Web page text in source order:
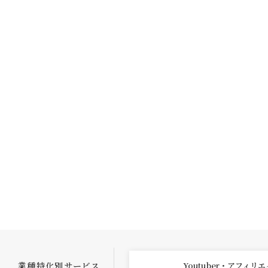
業種特化別サービス Youtuber・アフィリエ